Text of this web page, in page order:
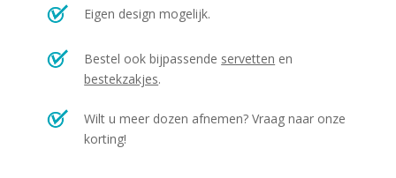
Eigen design mogelijk.
Bestel ook bijpassende servetten en
bestekzakjes.
Wilt u meer dozen afnemen? Vraag naar onze
korting!